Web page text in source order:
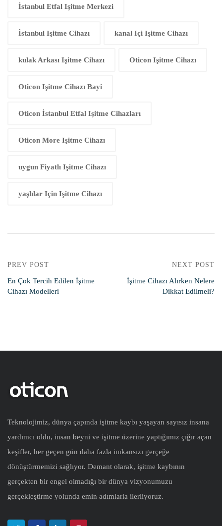
İstanbul Etfal Işitme Merkezi
İstanbul Işitme Cihazı kanal Içi Işitme Cihazı
kulak Arkası Işitme Cihazı Oticon Işitme Cihazı
Oticon Işitme Cihazı Bayi
Oticon İstanbul Etfal Işitme Cihazları
Oticon More Işitme Cihazı
uygun Fiyatlı Işitme Cihazı
yaşlılar Için Işitme Cihazı
PREV POST
En Çok Tercih Edilen İşitme
Cihazı Modelleri
NEXT POST
İşitme Cihazı Alırken Nelere
Dikkat Edilmeli?
Teknolojimiz, dünya çapında işitme kaybı yaşayan sayısız insana
yardımcı oldu, insan beyni ve işitme üzerine yaptığımız çığır açan
keşifler, her geçen gün daha fazla imkansızı gerçeğe
dönüştürmemizi sağlıyor. Demant olarak, işitme kaybının
gerçekten bir engel olmadığı bir dünya vizyonumuzu
gerçekleştirme yolunda emin adımlarla ilerliyoruz.